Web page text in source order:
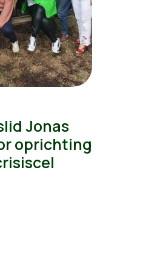
Jonas
oprichting